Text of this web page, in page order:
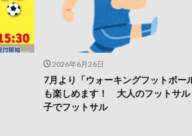
2026年6月26日
7月より「ウォーキングフットボー
も楽しめます！ 大人のフットサル
子でフットサル